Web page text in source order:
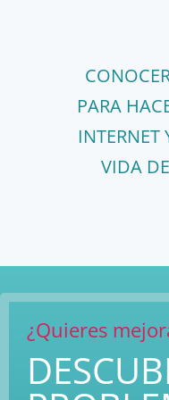
PARA
INTERNET
VIDA
¿Quieres